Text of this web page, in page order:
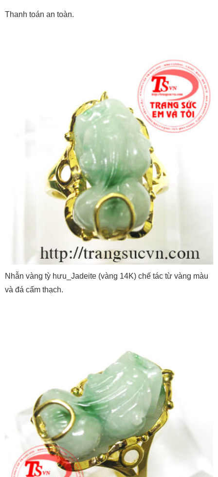
Thanh toán an toàn.
Nhẫn vàng tỳ hưu_Jadeite (vàng 14K) chế tác từ vàng màu
và đá cẩm thạch.